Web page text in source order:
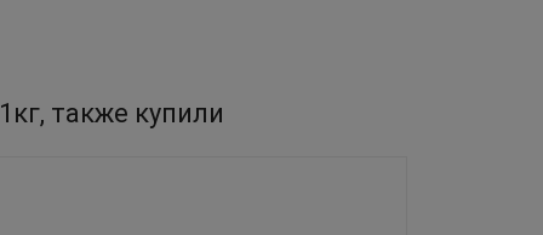
также купили